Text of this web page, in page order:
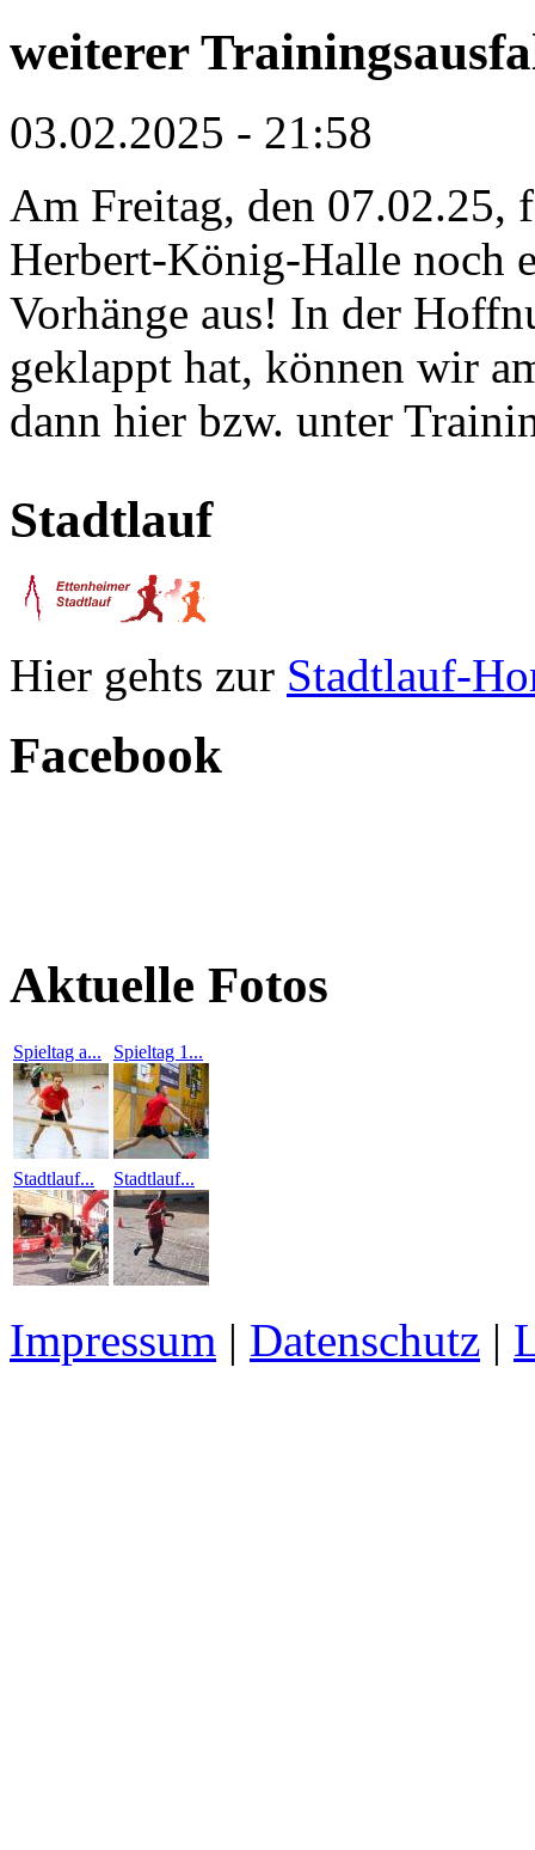
weiterer
03.02.2025 - 21:58
Am Freitag, den 07.02.25,
Herbert-König-Halle noch
Vorhänge aus! In der
geklappt hat, können wir
dann hier bzw. unter
Stadtlauf
Hier gehts zur Stadtlauf-
Facebook
Aktuelle Fotos
Spieltag a... Spieltag 1...
Stadtlauf... Stadtlauf...
Impressum | Datenschutz |